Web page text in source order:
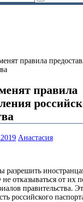
правила
правила
Анастасия
разрешить
отказываться от их
правительства.
российского